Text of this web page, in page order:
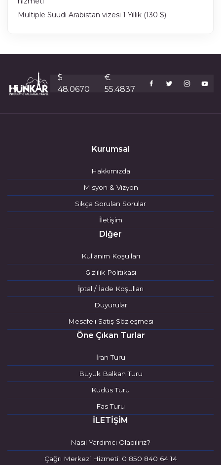
Multiple Suudi Arabistan vizesi 1 Yıllık (130 $)
$
48.0670
€
55.4837
Kurumsal
Hakkımızda
Misyon & Vizyon
Sıkça Sorulan Sorular
İletişim
Diğer
Kullanım Koşulları
Gizlilik Politikası
İptal / İade Koşulları
Duyurular
Mesafeli Satış Sözleşmesi
Öne Çıkan Turlar
İran Turu
Büyük Balkan Turu
Kudüs Turu
Fas Turu
İLETİŞİM
Nasıl Yardımcı Olabiliriz?
Çağrı Merkezi Hizmeti: 0 850 840 64 14